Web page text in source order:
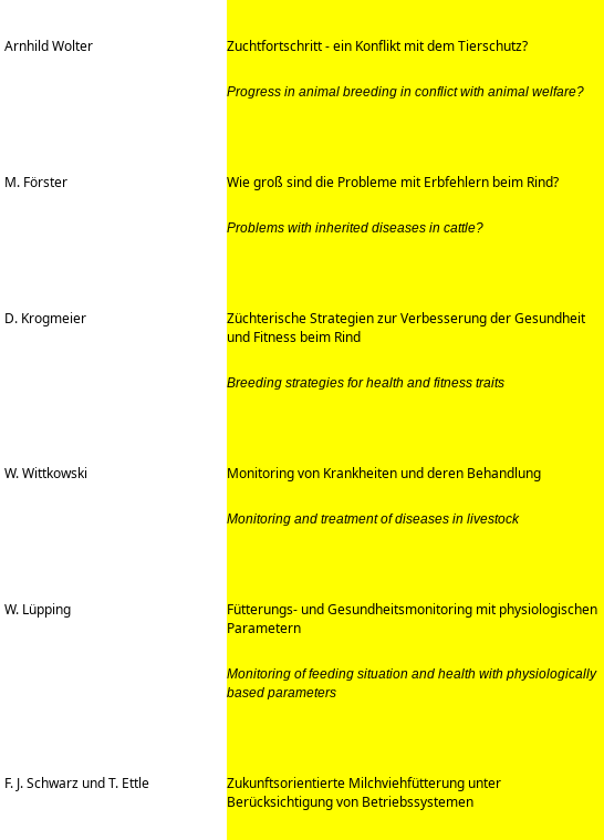
Arnhild Wolter Zuchtfortschritt - ein Konflikt mit dem Tierschutz?
Progress in animal breeding in conflict with animal welfare?
M. Förster Wie groß sind die Probleme mit Erbfehlern beim Rind?
Problems with inherited diseases in cattle?
D. Krogmeier
Züchterische Strategien zur Verbesserung der Gesundheit
und Fitness beim Rind
Breeding strategies for health and fitness traits
W. Wittkowski Monitoring von Krankheiten und deren Behandlung
Monitoring and treatment of diseases in livestock
W. Lüpping
Fütterungs- und Gesundheitsmonitoring mit physiologischen
Parametern
Monitoring of feeding situation and health with physiologically
based parameters
F. J. Schwarz und T. Ettle
Zukunftsorientierte Milchviehfütterung unter
Berücksichtigung von Betriebssystemen